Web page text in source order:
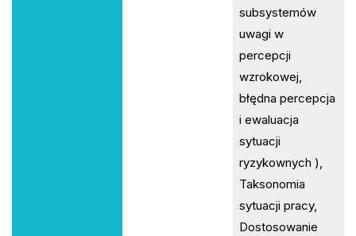
subsystemów
uwagi w
percepcji
wzrokowej,
błędna percepcja
i ewaluacja
sytuacji
ryzykownych ),
Taksonomia
sytuacji pracy,
Dostosowanie